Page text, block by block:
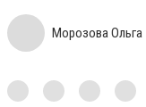
Морозова Ольга